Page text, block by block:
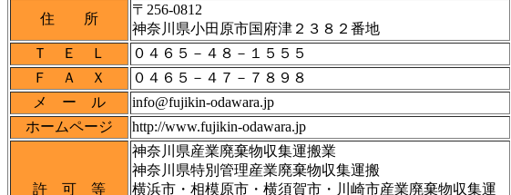
住 所
〒256-0812
神奈川県小田原市国府津２３８２番地
Ｔ Ｅ Ｌ
０４６５－４８－１５５５
Ｆ Ａ Ｘ
０４６５－４７－７８９８
メ ー ル
info@fujikin-odawara.jp
ホームページ
http://www.fujikin-odawara.jp
許 可 等
神奈川県産業廃棄物収集運搬業
神奈川県特別管理産業廃棄物収集運搬
横浜市・相模原市・横須賀市・川崎市産業廃棄物収集運